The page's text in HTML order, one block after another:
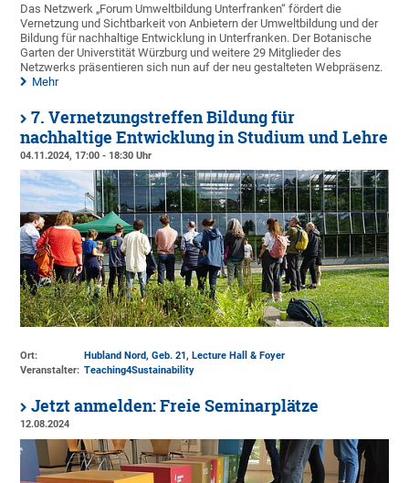
Das Netzwerk „Forum Umweltbildung Unterfranken“ fördert die
Vernetzung und Sichtbarkeit von Anbietern der Umweltbildung und der
Bildung für nachhaltige Entwicklung in Unterfranken. Der Botanische
Garten der Universtität Würzburg und weitere 29 Mitglieder des
Netzwerks präsentieren sich nun auf der neu gestalteten Webpräsenz.
Mehr
7. Vernetzungstreffen Bildung für
nachhaltige Entwicklung in Studium und Lehre
04.11.2024, 17:00 - 18:30 Uhr
Ort: Hubland Nord, Geb. 21, Lecture Hall & Foyer
Veranstalter: Teaching4Sustainability
Jetzt anmelden: Freie Seminarplätze
12.08.2024